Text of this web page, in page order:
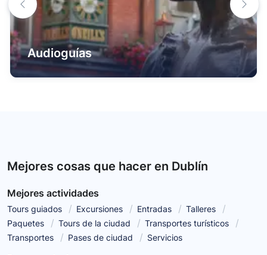
Audioguías
Mejores cosas que hacer en Dublín
Mejores actividades
Tours guiados Excursiones Entradas
Talleres
Paquetes
Tours de la ciudad
Transportes turísticos
Transportes
Pases de ciudad Servicios